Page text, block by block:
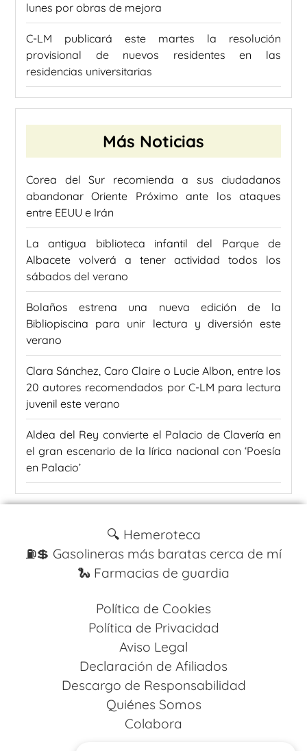
lunes por obras de mejora
C-LM publicará este martes la resolución
provisional de nuevos residentes en las
residencias universitarias
Más Noticias
Corea del Sur recomienda a sus ciudadanos
abandonar Oriente Próximo ante los ataques
entre EEUU e Irán
La antigua biblioteca infantil del Parque de
Albacete volverá a tener actividad todos los
sábados del verano
Bolaños estrena una nueva edición de la
Bibliopiscina para unir lectura y diversión este
verano
Clara Sánchez, Caro Claire o Lucie Albon, entre los
20 autores recomendados por C-LM para lectura
juvenil este verano
Aldea del Rey convierte el Palacio de Clavería en
el gran escenario de la lírica nacional con ‘Poesía
en Palacio’
🔍 Hemeroteca
⛽️💲 Gasolineras más baratas cerca de mí
🐍 Farmacias de guardia
Política de Cookies
Política de Privacidad
Aviso Legal
Declaración de Afiliados
Descargo de Responsabilidad
Quiénes Somos
Colabora